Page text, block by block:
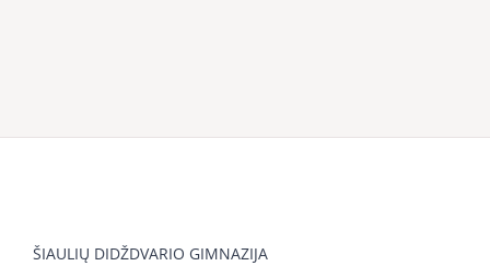
ŠIAULIŲ DIDŽDVARIO GIMNAZIJA